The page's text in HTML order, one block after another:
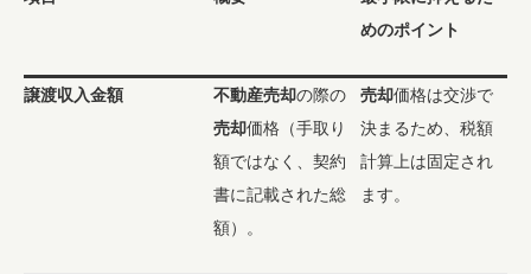
めのポイント
譲渡収入金額 不動産売却の際の
売却価格（手取り
額ではなく、契約
書に記載された総
額）。
売却価格は交渉で
決まるため、税額
計算上は固定され
ます。